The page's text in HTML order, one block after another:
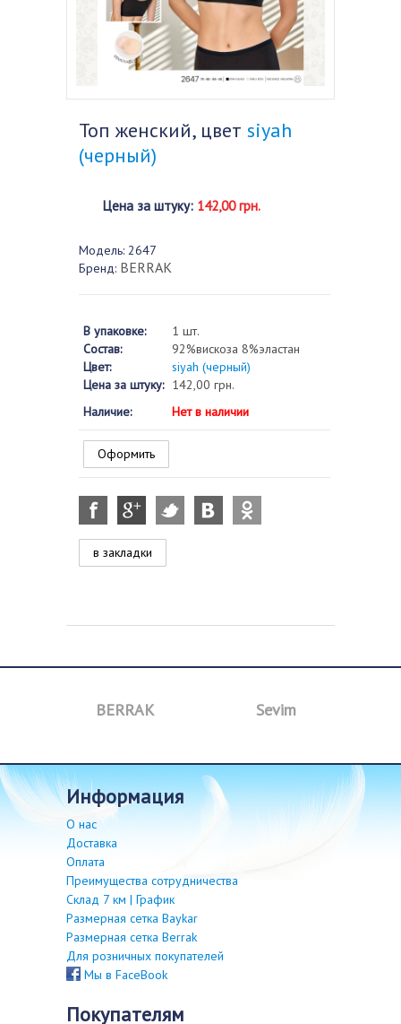
Топ женский, цвет siyah
(черный)
Цена за штуку: 142,00 грн.
Модель: 2647
Бренд: BERRAK
В упаковке:
1 шт.
Состав:
92%вискоза 8%эластан
Цвет:
siyah (черный)
Цена за штуку: 142,00 грн.
Наличие:
Нет в наличии
Оформить
в закладки
BERRAK Sevim
информация
О нас
Доставка
Оплата
Преимущества сотрудничества
Склад 7 км | График
Размерная сетка Baykar
Размерная сетка Berrak
Для розничных покупателей
Мы в FaceBook
покупателям